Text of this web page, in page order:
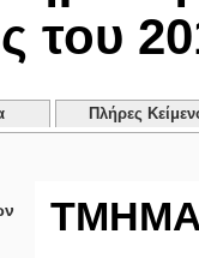
του
Πλήρες
ΤΜΗΜΑ